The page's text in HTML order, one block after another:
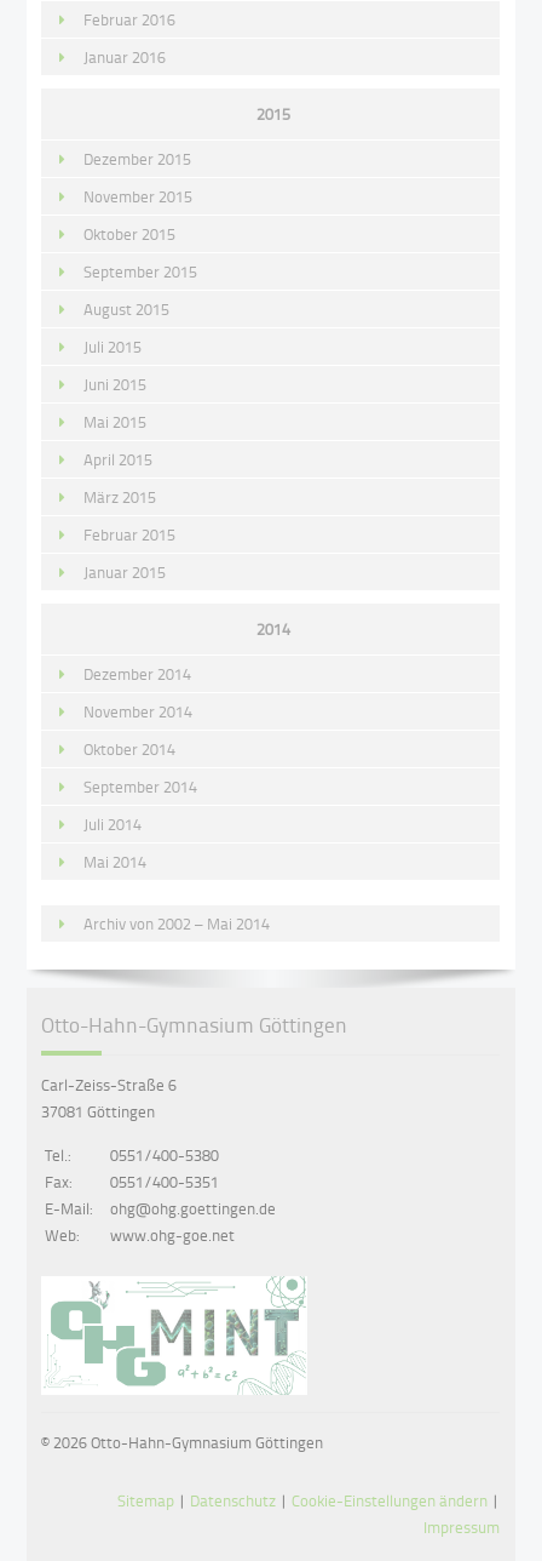
Februar 2016
Januar 2016
2015
Dezember 2015
November 2015
Oktober 2015
September 2015
August 2015
Juli 2015
Juni 2015
Mai 2015
April 2015
März 2015
Februar 2015
Januar 2015
2014
Dezember 2014
November 2014
Oktober 2014
September 2014
Juli 2014
Mai 2014
Archiv von 2002 – Mai 2014
Otto-Hahn-Gymnasium Göttingen
Carl-Zeiss-Straße 6
37081 Göttingen
Tel.:
0551/400-5380
Fax:
0551/400-5351
E-Mail:
ohg@ohg.goettingen.de
Web:
www.ohg-goe.net
© 2026 Otto-Hahn-Gymnasium Göttingen
Sitemap | Datenschutz |Cookie-Einstellungen ändern |
Impressum